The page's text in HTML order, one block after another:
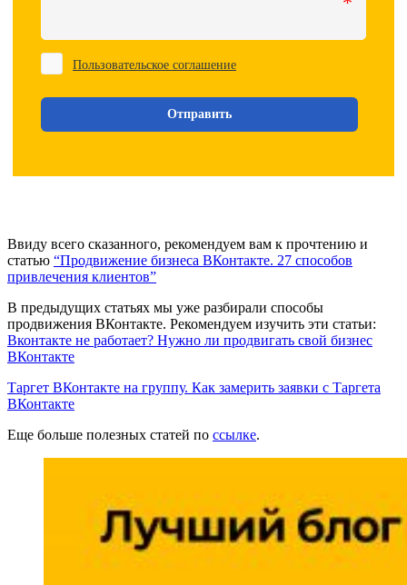
Ввиду всего сказанного, рекомендуем вам к прочтению и
статью “Продвижение бизнеса ВКонтакте. 27 способов
привлечения клиентов”
В предыдущих статьях мы уже разбирали способы
продвижения ВКонтакте. Рекомендуем изучить эти статьи:
Вконтакте не работает? Нужно ли продвигать свой бизнес
ВКонтакте
Таргет ВКонтакте на группу. Как замерить заявки с Таргета
ВКонтакте
Еще больше полезных статей по ссылке.